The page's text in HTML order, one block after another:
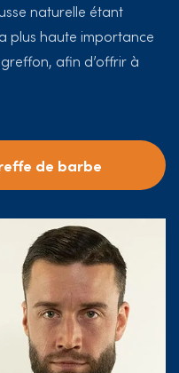
naturelle étant
plus haute importance
afin d’offrir à
de barbe